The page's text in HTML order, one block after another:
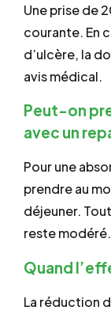
Une prise de
courante. En
d’ulcère, la
avis médical.
Peut-on
avec un
Pour une
prendre au
déjeuner.
reste modéré.
Quand
La réduction